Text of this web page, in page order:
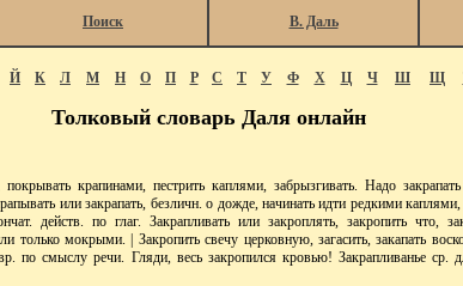
Поиск В. Даль
Й К Л М Н О П Р С Т У Ф Х Ц Ч Ш Щ
Толковый словарь Даля онлайн
крапинами, пестрить каплями, забрызгивать. Надо
или закрапать, безличн. о дожде, начинать идти редкими
действ. по глаг. Закрапливать или закроплять, закропить что,
только мокрыми. | Закропить свечу церковную, загасить, закапать
по смыслу речи. Гляди, весь закропился кровью! Закрапливанье ср.